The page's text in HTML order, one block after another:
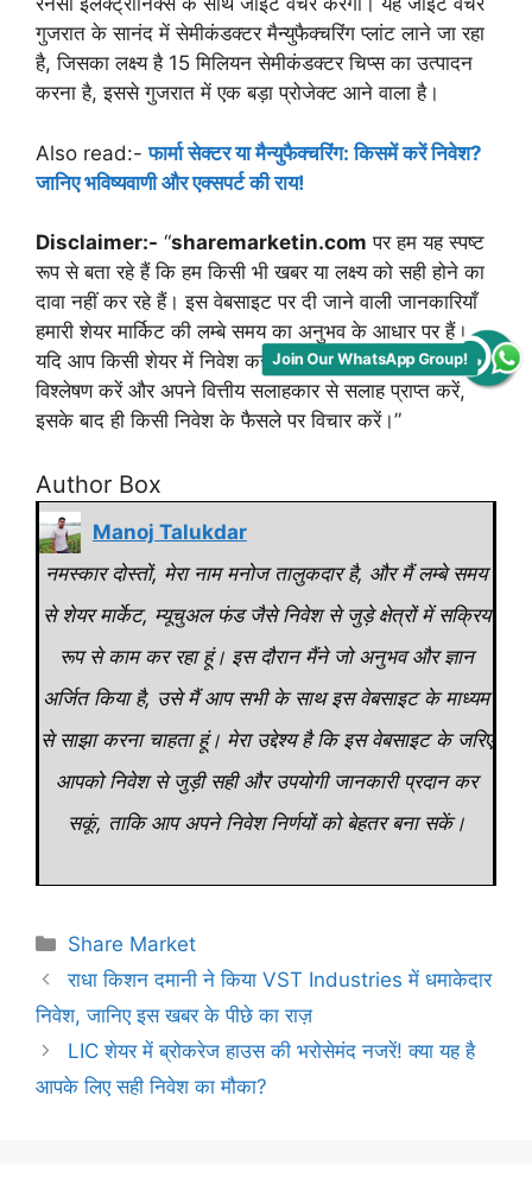
गुजरात के सानंद में सेमीकंडक्टर मैन्युफैक्चरिंग प्लांट लाने जा रहा
है, जिसका लक्ष्य है 15 मिलियन सेमीकंडक्टर चिप्स का उत्पादन
करना है, इससे गुजरात में एक बड़ा प्रोजेक्ट आने वाला है।
Also read:-फार्मा सेक्टर या मैन्युफैक्चरिंग: किसमें करें निवेश?
जानिए भविष्यवाणी और एक्सपर्ट की राय!
Disclaimer:- “sharemarketin.com पर हम यह स्पष्ट
रूप से बता रहे हैं कि हम किसी भी खबर या लक्ष्य को सही होने का
दावा नहीं कर रहे हैं। इस वेबसाइट पर दी जाने वाली जानकारियाँ
हमारी शेयर मार्किट की लम्बे समय का अनुभव के आधार पर हैं।
यदि आप किसी शेयर में निवेश करना चाहते हैं, तो कृपया उसे स्वयं
विश्लेषण करें और अपने वित्तीय सलाहकार से सलाह प्राप्त करें,
इसके बाद ही किसी निवेश के फैसले पर विचार करें।”
Author Box
Manoj Talukdar
नमस्कार दोस्तों, मेरा नाम मनोज तालुकदार है, और मैं लम्बे समय
से शेयर मार्केट, म्यूचुअल फंड जैसे निवेश से जुड़े क्षेत्रों में सक्रिय
रूप से काम कर रहा हूं। इस दौरान मैंने जो अनुभव और ज्ञान
अर्जित किया है, उसे मैं आप सभी के साथ इस वेबसाइट के माध्यम
से साझा करना चाहता हूं। मेरा उद्देश्य है कि इस वेबसाइट के जरिए
आपको निवेश से जुड़ी सही और उपयोगी जानकारी प्रदान कर
सकूं, ताकि आप अपने निवेश निर्णयों को बेहतर बना सकें।
Categories
Share Market
राधा किशन दमानी ने किया VST Industries में धमाकेदार
निवेश, जानिए इस खबर के पीछे का राज़
LIC शेयर में ब्रोकरेज हाउस की भरोसेमंद नजरें! क्या यह है
आपके लिए सही निवेश का मौका?
Join Our WhatsApp Group!